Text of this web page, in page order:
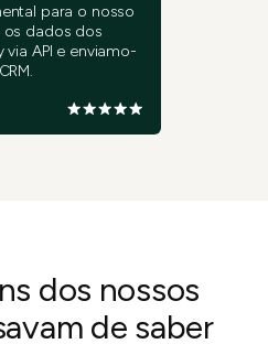
para o nosso
os dados dos
API e enviamo-
dos nossos
de saber